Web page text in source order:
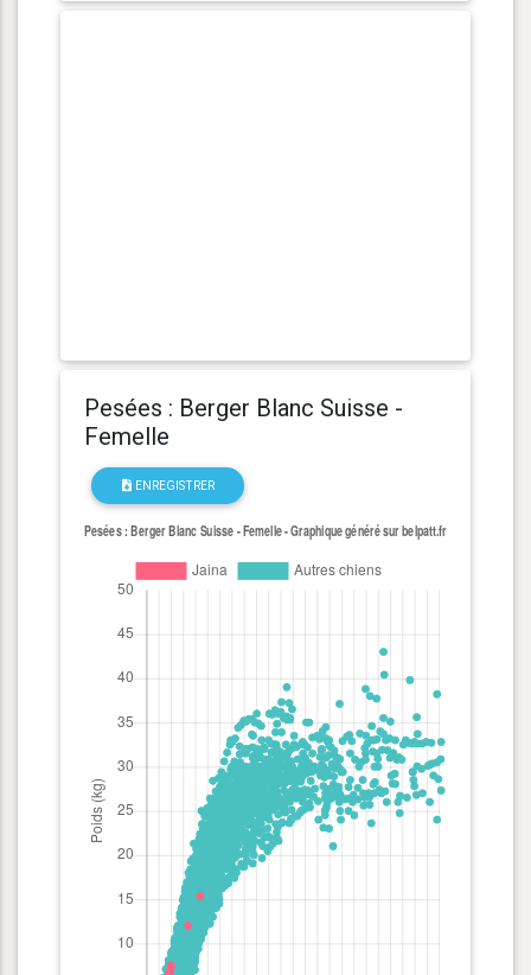
Pesées : Berger Blanc Suisse -
Femelle
ENREGISTRER